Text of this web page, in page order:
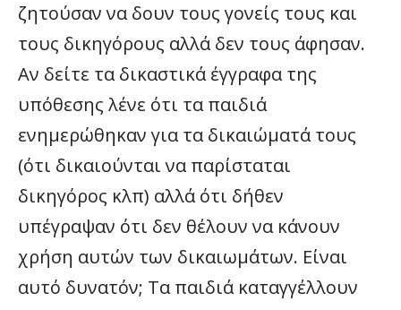
ζητούσαν να δουν τους γονείς τους και
τους δικηγόρους αλλά δεν τους άφησαν.
Αν δείτε τα δικαστικά έγγραφα της
υπόθεσης λένε ότι τα παιδιά
ενημερώθηκαν για τα δικαιώματά τους
(ότι δικαιούνται να παρίσταται
δικηγόρος κλπ) αλλά ότι δήθεν
υπέγραψαν ότι δεν θέλουν να κάνουν
χρήση αυτών των δικαιωμάτων. Είναι
αυτό δυνατόν; Τα παιδιά καταγγέλλουν